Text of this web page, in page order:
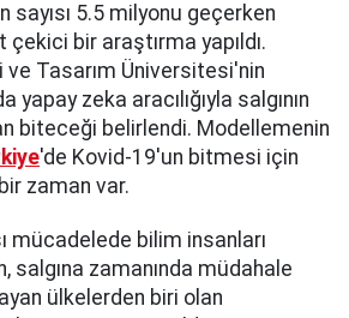
sayısı 5.5 milyonu geçerken
çekici bir araştırma yapıldı.
ve Tasarım Üniversitesi'nin
yapay zeka aracılığıyla salgının
biteceği belirlendi. Modellemenin
'de Kovid-19'un bitmesi için
zaman var.
mücadelede bilim insanları
salgına zamanında müdahale
ülkelerden biri olan